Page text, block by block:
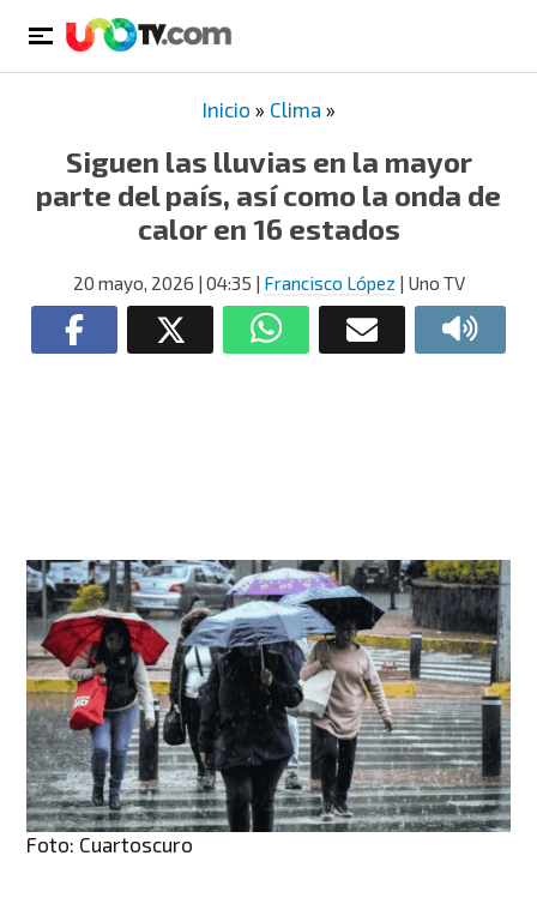
Inicio » Clima »
Siguen las lluvias en la mayor
parte del país, así como la onda de
calor en 16 estados
20 mayo, 2026 | 04:35 | Francisco López | Uno TV
Foto: Cuartoscuro